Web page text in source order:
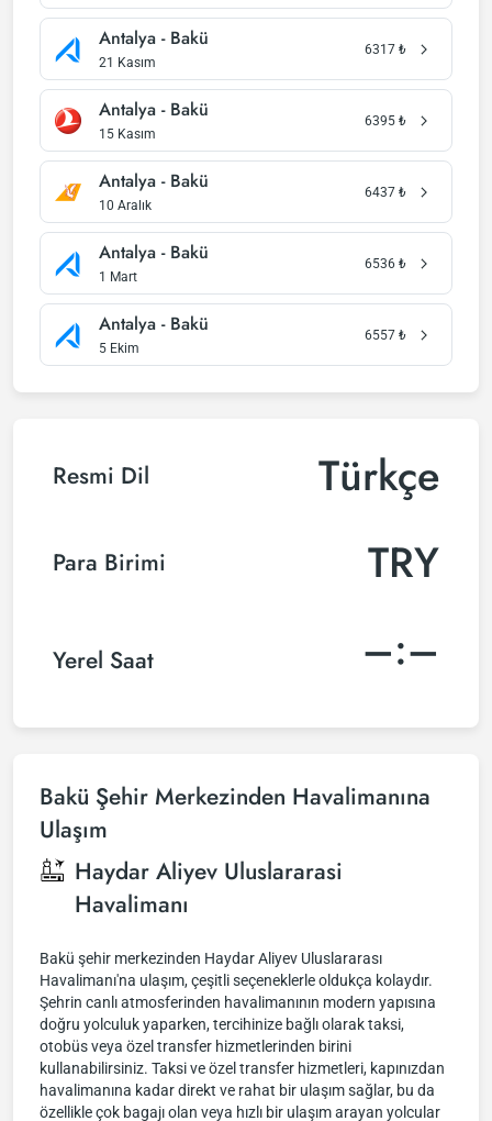
Antalya - Bakü
21 Kasım
6317 ₺
Antalya - Bakü
15 Kasım
6395 ₺
Antalya - Bakü
10 Aralık
6437 ₺
Antalya - Bakü
1 Mart
6536 ₺
Antalya - Bakü
5 Ekim
6557 ₺
Resmi Dil Türkçe
Para Birimi TRY
Yerel Saat –:–
Bakü Şehir Merkezinden Havalimanına
Ulaşım
Haydar Aliyev Uluslararasi
Havalimanı
Bakü şehir merkezinden Haydar Aliyev Uluslararası
Havalimanı'na ulaşım, çeşitli seçeneklerle oldukça kolaydır.
Şehrin canlı atmosferinden havalimanının modern yapısına
doğru yolculuk yaparken, tercihinize bağlı olarak taksi,
otobüs veya özel transfer hizmetlerinden birini
kullanabilirsiniz. Taksi ve özel transfer hizmetleri, kapınızdan
havalimanına kadar direkt ve rahat bir ulaşım sağlar, bu da
özellikle çok bagajı olan veya hızlı bir ulaşım arayan yolcular